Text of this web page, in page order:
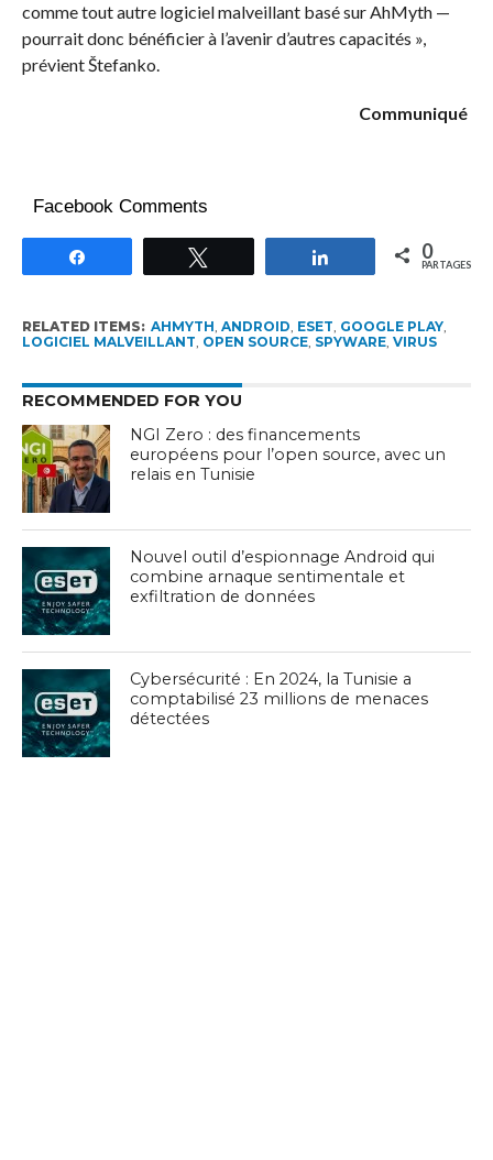
comme tout autre logiciel malveillant basé sur AhMyth —
pourrait donc bénéficier à l’avenir d’autres capacités »,
prévient Štefanko.
Communiqué
Facebook Comments
Partagez 0
PARTAGES
RELATED ITEMS: AHMYTH, ANDROID, ESET, GOOGLE PLAY,
LOGICIEL MALVEILLANT, OPEN SOURCE, SPYWARE, VIRUS
RECOMMENDED FOR YOU
NGI Zero : des financements
européens pour l’open source, avec un
relais en Tunisie
Nouvel outil d’espionnage Android qui
combine arnaque sentimentale et
exfiltration de données
Cybersécurité : En 2024, la Tunisie a
comptabilisé 23 millions de menaces
détectées